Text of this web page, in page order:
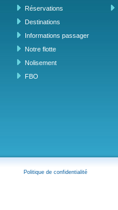
Réservations
Destinations
Informations passager
Notre flotte
Nolisement
FBO
Politique de confidentialité